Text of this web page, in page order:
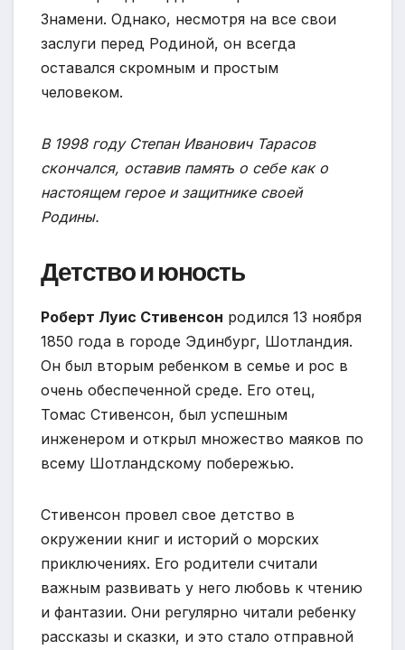
Знамени. Однако, несмотря на все свои
заслуги перед Родиной, он всегда
оставался скромным и простым
человеком.
В 1998 году Степан Иванович Тарасов
скончался, оставив память о себе как о
настоящем герое и защитнике своей
Родины.
Детство и юность
Роберт Луис Стивенсон родился 13 ноября
1850 года в городе Эдинбург, Шотландия.
Он был вторым ребенком в семье и рос в
очень обеспеченной среде. Его отец,
Томас Стивенсон, был успешным
инженером и открыл множество маяков по
всему Шотландскому побережью.
Стивенсон провел свое детство в
окружении книг и историй о морских
приключениях. Его родители считали
важным развивать у него любовь к чтению
и фантазии. Они регулярно читали ребенку
рассказы и сказки, и это стало отправной